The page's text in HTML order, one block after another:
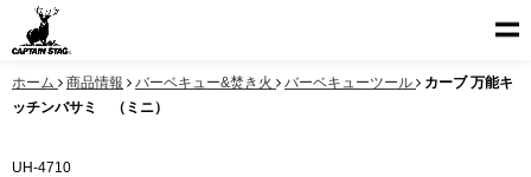
ホーム 商品情報 バーベキュー&焚き火 バーベキューツール
カーブ 万能キ
ッチンバサミ （ミニ）
UH-4710